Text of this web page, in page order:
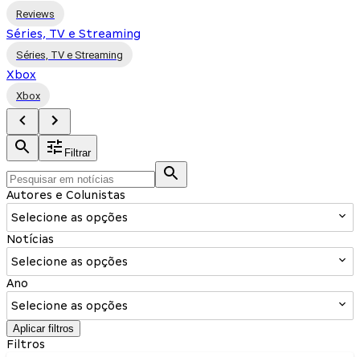
Reviews
Séries, TV e Streaming
Séries, TV e Streaming
Xbox
Xbox
Filtrar
Autores e Colunistas
Selecione as opções
Notícias
Selecione as opções
Ano
Selecione as opções
Aplicar filtros
Filtros